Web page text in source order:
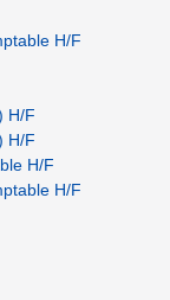
H/F
H/F
H/F
H/F
H/F